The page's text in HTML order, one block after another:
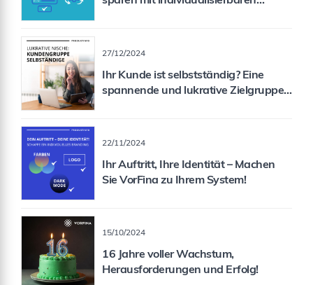
27/12/2024
Ihr Kunde ist selbstständig? Eine
spannende und lukrative Zielgruppe
22/11/2024
Ihr Auftritt, Ihre Identität – Machen
Sie VorFina zu Ihrem System!
15/10/2024
16 Jahre voller Wachstum,
Herausforderungen und Erfolg!